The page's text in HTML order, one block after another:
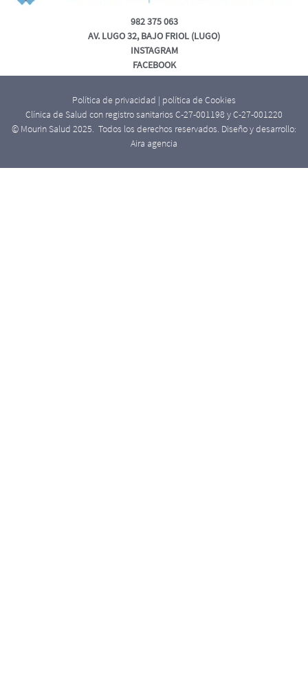
982 375 063
AV. LUGO 32, BAJO FRIOL (LUGO)
INSTAGRAM
FACEBOOK
Política de privacidad | política de Cookies
Clínica de Salud con registro sanitarios C-27-001198 y C-27-001220
© Mourin Salud 2025. Todos los derechos reservados. Diseño y desarrollo:
Aira agencia